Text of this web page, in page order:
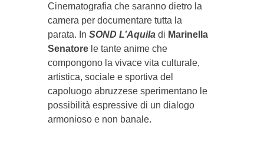
Cinematografia che saranno dietro la
camera per documentare tutta la
parata. In SOND L’Aquila di Marinella
Senatorele tante anime che
compongono la vivace vita culturale,
artistica, sociale e sportiva del
capoluogo abruzzese sperimentano le
possibilità espressive di un dialogo
armonioso e non banale.